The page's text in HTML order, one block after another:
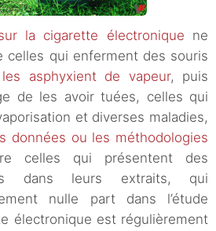
la cigarette électronique ne
celles qui enferment des souris
les asphyxient de vapeur, puis
de les avoir tuées, celles qui
et diverses maladies,
données ou les méthodologies
celles qui présentent des
dans leurs extraits, qui
nulle part dans l’étude
électronique est régulièrement